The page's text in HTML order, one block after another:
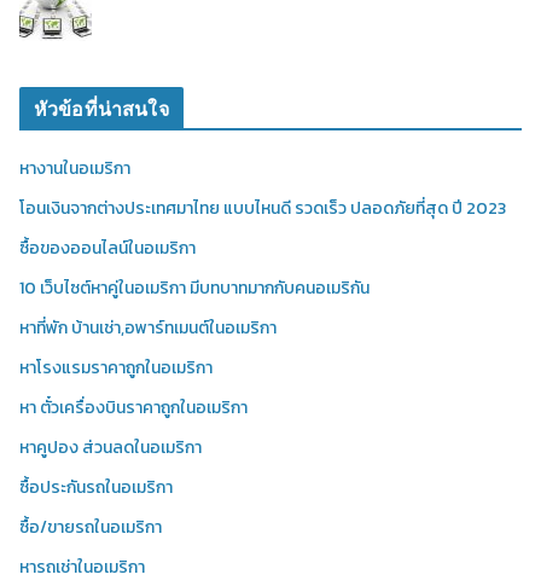
หัวข้อที่น่าสนใจ
หางานในอเมริกา
โอนเงินจากต่างประเทศมาไทย แบบไหนดี รวดเร็ว ปลอดภัยที่สุด ปี 2023
ซื้อของออนไลน์ในอเมริกา
10 เว็บไซต์หาคู่ในอเมริกา มีบทบาทมากกับคนอเมริกัน
หาที่พัก บ้านเช่า,อพาร์ทเมนต์ในอเมริกา
หาโรงแรมราคาถูกในอเมริกา
หา ตั๋วเครื่องบินราคาถูกในอเมริกา
หาคูปอง ส่วนลดในอเมริกา
ซื้อประกันรถในอเมริกา
ซื้อ/ขายรถในอเมริกา
หารถเช่าในอเมริกา